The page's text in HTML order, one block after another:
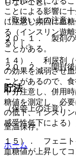
（取扱い上の注意）
２０．１． 製剤の
ことがある。
２０．２． 開封後
貯法
（保管上の注意）
室温保存。
ホーム
ことによる影響に
に注意し頻回に血
る（インスリン遊
る）］。
１４）． 利尿剤（
の効果を減弱させ
ことがあるので、
十分注意し、併用
糖値を測定し、必
の低下、インスリ
感受性低下による）
１５）． フェニト
血糖値が上昇して